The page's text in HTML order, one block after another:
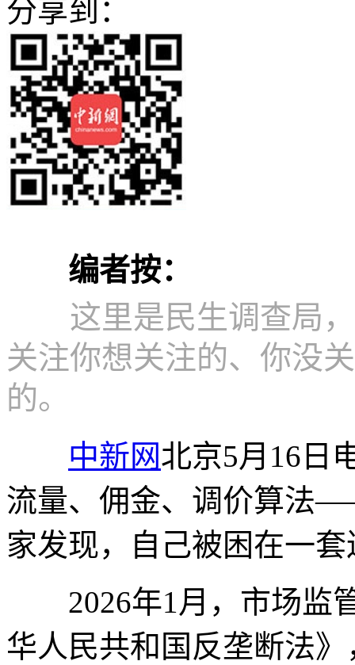
分享到：
编者按：
这里是民生调查局，
关注你想关注的、你没
的。
中新网北京5月16日
流量、佣金、调价算法
家发现，自己被困在一
2026年1月，市场监
华人民共和国反垄断法